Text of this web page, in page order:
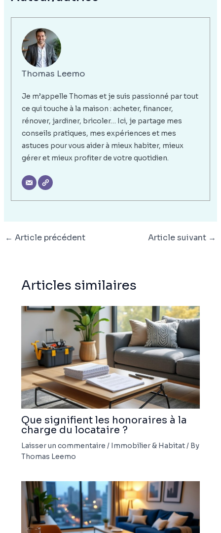
Thomas Leemo
Je m’appelle Thomas et je suis passionné par tout
ce qui touche à la maison : acheter, financer,
rénover, jardiner, bricoler… Ici, je partage mes
conseils pratiques, mes expériences et mes
astuces pour vous aider à mieux habiter, mieux
gérer et mieux profiter de votre quotidien.
← Article précédent Article suivant →
Articles similaires
Que signifient les honoraires à la
charge du locataire ?
Laisser un commentaire / Immobilier & Habitat/ By
Thomas Leemo